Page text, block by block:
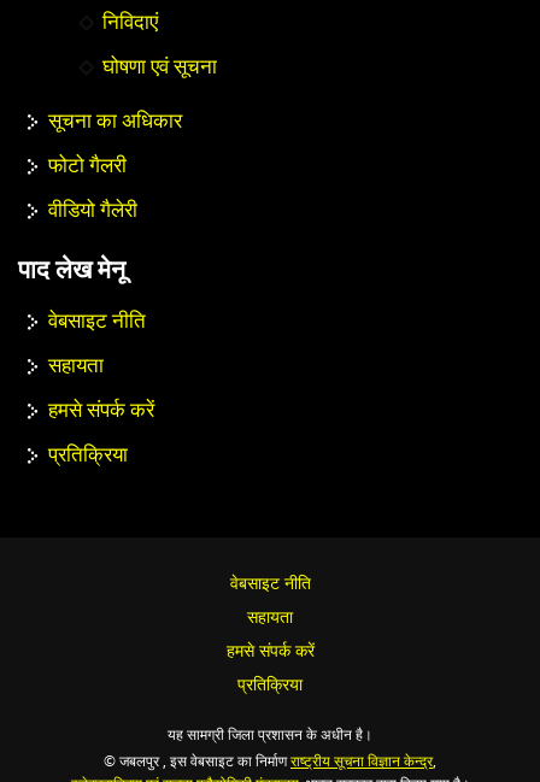
निविदाएं
घोषणा एवं सूचना
सूचना का अधिकार
फोटो गैलरी
वीडियो गैलेरी
पाद लेख मेनू
वेबसाइट नीति
सहायता
हमसे संपर्क करें
प्रतिक्रिया
वेबसाइट नीति
सहायता
हमसे संपर्क करें
प्रतिक्रिया
यह सामग्री जिला प्रशासन के अधीन है।
© जबलपुर , इस वेबसाइट का निर्माणराष्ट्रीय सूचना विज्ञान केन्द्र,